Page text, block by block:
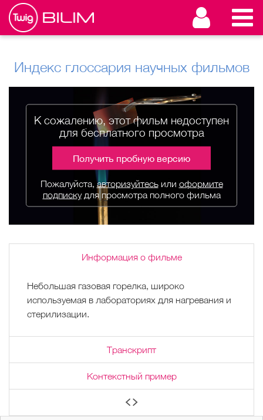
Индекс глоссария научных фильмов
К сожалению, этот фильм недоступен
для бесплатного просмотра
Получить пробную версию
Пожалуйста, авторизуйтесьили оформите
подпискудля просмотра полного фильма
Информация о фильме
Небольшая газовая горелка, широко
используемая в лабораториях для нагревания и
стерилизации.
Транскрипт
Контекстный пример